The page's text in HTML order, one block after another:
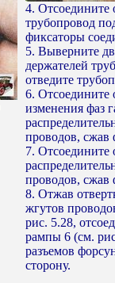
4. Отсоедините
трубопровод
фиксаторы
5. Выверните
держателей
отведите
6. Отсоедините
изменения фаз
проводов, сжав
7. Отсоедините
проводов, сжав
8. Отжав
жгутов
рис. 5.28,
рампы 6 (см.
разъемов
сторону.